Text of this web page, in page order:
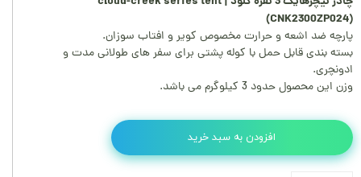
(CNK2300ZP024)
پارچه ضد اشعه و حرارت مخصوص کویر و افتاب سوزان.
بسته بندی قابل حمل با کوله پشتی برای سفر های طولانی مدت و
ادونچری.
وزن این محصول حدود 3 کیلوگرم می باشد.
افزودن به سبد خرید